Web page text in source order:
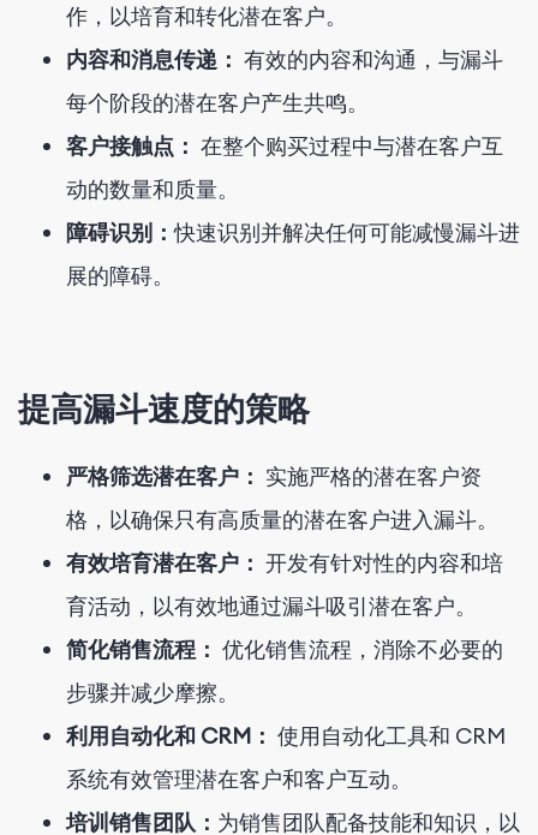
作，以培育和转化潜在客户。
内容和消息传递： 有效的内容和沟通，与漏斗
每个阶段的潜在客户产生共鸣。
客户接触点： 在整个购买过程中与潜在客户互
动的数量和质量。
障碍识别：快速识别并解决任何可能减慢漏斗进
展的障碍。
提高漏斗速度的策略
严格筛选潜在客户： 实施严格的潜在客户资
格，以确保只有高质量的潜在客户进入漏斗。
有效培育潜在客户： 开发有针对性的内容和培
育活动，以有效地通过漏斗吸引潜在客户。
简化销售流程： 优化销售流程，消除不必要的
步骤并减少摩擦。
利用自动化和 CRM： 使用自动化工具和 CRM
系统有效管理潜在客户和客户互动。
培训销售团队： 为销售团队配备技能和知识，以